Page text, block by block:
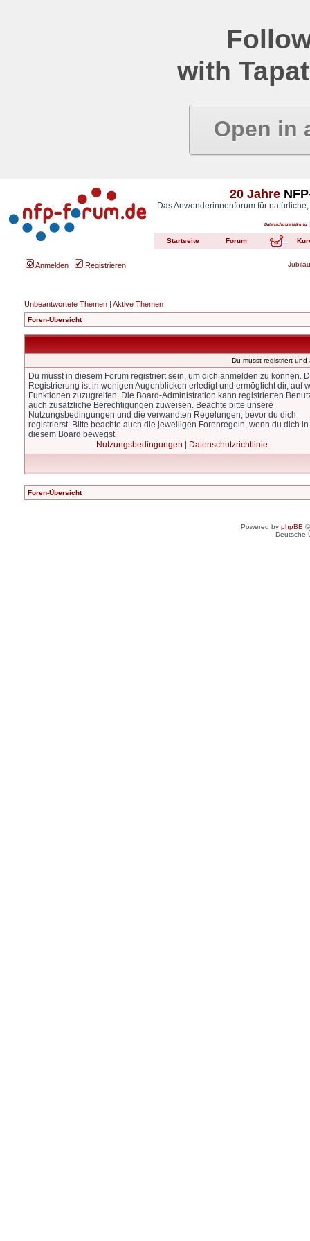
with
Open in
20 Jahre
Das Anwenderinnenforum für
Datenschutzerklärung
Startseite Forum
Anmelden Registrieren
Unbeantwortete Themen | Aktive Themen
Foren-Übersicht
Du musst registriert
Du musst in diesem Forum registriert sein, um dich anmelden zu können.
Registrierung ist in wenigen Augenblicken erledigt und ermöglicht dir, auf
Funktionen zuzugreifen. Die Board-Administration kann registrierten
auch zusätzliche Berechtigungen zuweisen. Beachte bitte unsere
Nutzungsbedingungen und die verwandten Regelungen, bevor du dich
registrierst. Bitte beachte auch die jeweiligen Forenregeln, wenn du dich in
diesem Board bewegst.
Nutzungsbedingungen
Datenschutzrichtlinie
Foren-Übersicht
Powered by phpBB
Deutsche